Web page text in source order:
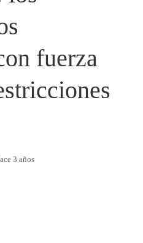
fuerza
3 años